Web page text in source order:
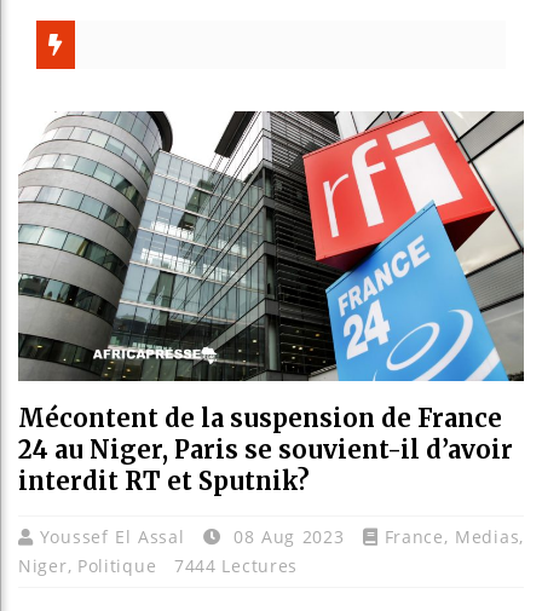
Guinée
Bénin :
Mécontent de la suspension de France
24 au Niger, Paris se souvient-il d’avoir
interdit RT et Sputnik?
Youssef El Assal 08 Aug 2023 France, Medias,
Niger, Politique 7444 Lectures